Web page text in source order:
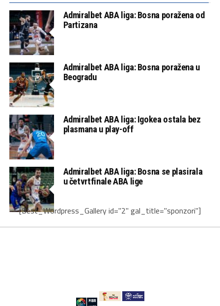
Admiralbet ABA liga: Bosna poražena od
Partizana
Admiralbet ABA liga: Bosna poražena u
Beogradu
Admiralbet ABA liga: Igokea ostala bez
plasmana u play-off
Admiralbet ABA liga: Bosna se plasirala
u četvrtfinale ABA lige
[Best_Wordpress_Gallery id="2" gal_title="sponzori"]